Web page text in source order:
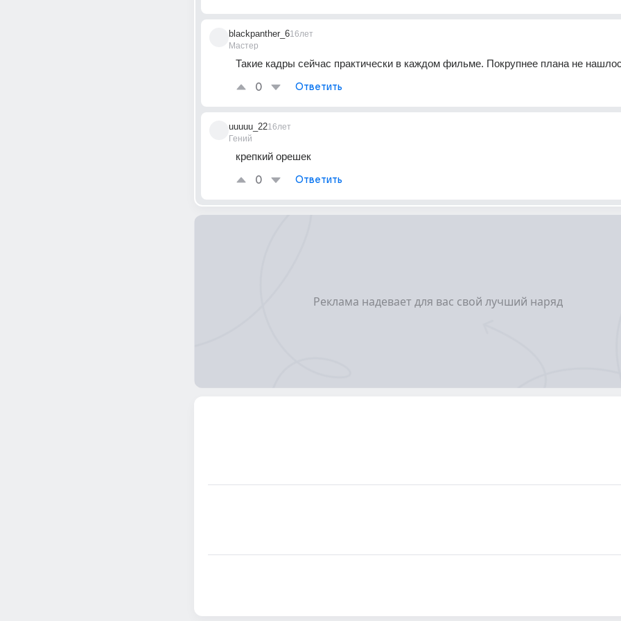
blackpanther_6
Мастер
16лет
Такие кадры сейчас практически в каждом фильме. Покрупнее плана не
0 Ответить
uuuuu_22
Гений
16лет
крепкий орешек
0 Ответить